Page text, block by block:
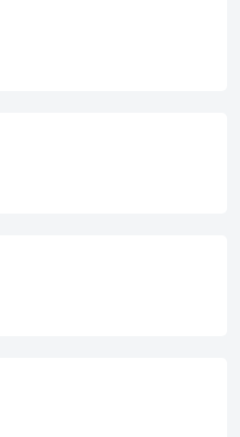
、0.25%和1.16%。周二美国国债
、10年期和30年期收益率分别为
。 分析员市场评论 关于南
度上限由5000亿元人民币上调至
围，纳入以港元及离岸人民币债
管理机构，据报道，一些大型保
行金融机构在配置非国有企业
基础和更高的额度将吸引更多发
行人）在离岸人民币债券市场进